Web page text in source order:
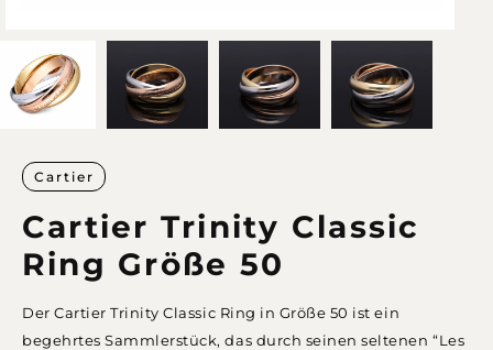
Cartier
Cartier Trinity Classic
Ring Größe 50
Der Cartier Trinity Classic Ring in Größe 50 ist ein
begehrtes Sammlerstück, das durch seinen seltenen “Les